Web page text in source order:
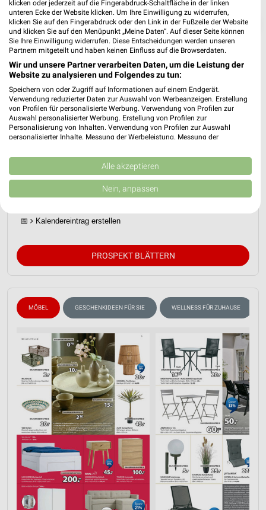
❯
📅 Kalendereintrag erstellen
PROSPEKT BLÄTTERN
MÖBEL GESCHENKIDEEN FÜR SIE WELLNESS FÜR ZUHAUSE
klicken oder jederzeit auf die Fingerabdruck-Schaltfläche in der linken
unteren Ecke der Website klicken. Um Ihre Einwilligung zu widerrufen,
klicken Sie auf den Fingerabdruck oder den Link in der Fußzeile der Website
und klicken Sie auf den Menüpunkt „Meine Daten“. Auf dieser Seite können
Sie Ihre Einwilligung widerrufen. Diese Entscheidungen werden unseren
Partnern mitgeteilt und haben keinen Einfluss auf die Browserdaten.
Wir und unsere Partner verarbeiten Daten, um die Leistung der
Website zu analysieren und Folgendes zu tun:
Speichern von oder Zugriff auf Informationen auf einem Endgerät.
Verwendung reduzierter Daten zur Auswahl von Werbeanzeigen. Erstellung
von Profilen für personalisierte Werbung. Verwendung von Profilen zur
Auswahl personalisierter Werbung. Erstellung von Profilen zur
Personalisierung von Inhalten. Verwendung von Profilen zur Auswahl
personalisierter Inhalte. Messung der Werbeleistung. Messung der
Kombinationen von Daten aus verschiedenen Quellen. Entwicklung und
Verbesserung der Angebote. Verwendung reduzierter Daten zur Auswahl
von Inhalten.
Daten können außerhalb der Europäischen Union weitergegeben und in die
Website/App.
Wir nutzen Ihre Daten für folgende Zwecke:
IAB-Verarbeitungszwecke:
Verwendung reduzierter Daten zur Auswahl von
Erstellung von Profilen für personalisierte
Werbung
Verwendung von Profilen zur Auswahl
personalisierter Werbung
Erstellung von Profilen zur Personalisierung
von Inhalten
Verwendung von Profilen zur Auswahl
personalisierter Inhalte
Messung der Werbeleistung
Alle akzeptieren
Nein, anpassen